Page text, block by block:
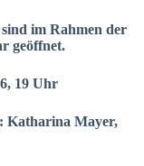
im Rahmen der
geöffnet.
19 Uhr
Katharina Mayer,